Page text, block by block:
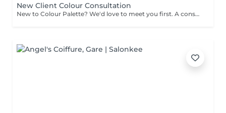
New Client Colour Consultation
New to Colour Palette? We'd love to meet you first. A consultation is required before booking any new colour service, including highlights, balayage, blonding, and colour transformations. During your consultation, we'll discuss your hair goals, assess your hair, and create a personalised colour plan together. Solid root retouch appointments are exempt from this requirement. Ideal for: Major colour changes Colour corrections First-time lightening or blonding Extension inquiries Unsure clients